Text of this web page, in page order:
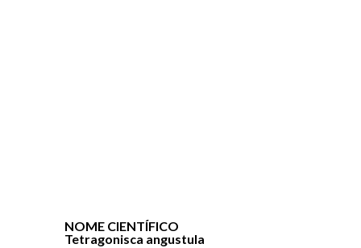
NOME CIENTÍFICO
Tetragonisca angustula